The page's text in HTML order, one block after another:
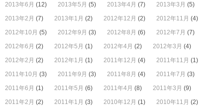
2013年6月 (12) 2013年5月 (5) 2013年4月 (7) 2013年3月 (5)
2013年2月 (7) 2013年1月 (2) 2012年12月 (2) 2012年11月 (4)
2012年10月 (5) 2012年9月 (3) 2012年8月 (6) 2012年7月 (7)
2012年6月 (2) 2012年5月 (1) 2012年4月 (2) 2012年3月 (4)
2012年2月 (2) 2012年1月 (1) 2011年12月 (4) 2011年11月 (1)
2011年10月 (3) 2011年9月 (3) 2011年8月 (4) 2011年7月 (3)
2011年6月 (1) 2011年5月 (6) 2011年4月 (8) 2011年3月 (9)
2011年2月 (2) 2011年1月 (3) 2010年12月 (1) 2010年11月 (2)